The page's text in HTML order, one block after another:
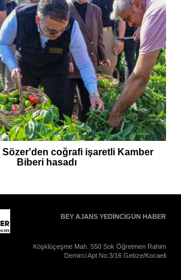
Sözer'den coğrafi işaretli Kamber
Biberi hasadı
BEY AJANS YEDİNCİGÜN HABER
Köşklüçeşme Mah. 550 Sok Öğretmen Rahim
Demirci Apt No:3/16 Gebze/Kocaeli